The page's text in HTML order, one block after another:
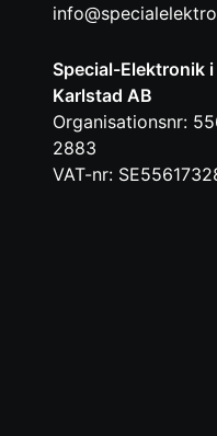
Special-Elektronik i
Karlstad AB
Organisationsnr:
2883
VAT-nr: